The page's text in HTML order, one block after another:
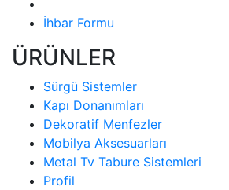
İhbar Formu
ÜRÜNLER
Sürgü Sistemler
Kapı Donanımları
Dekoratif Menfezler
Mobilya Aksesuarları
Metal Tv Tabure Sistemleri
Profil